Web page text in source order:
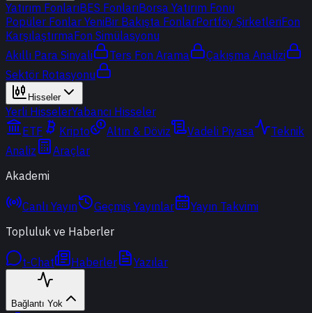
Yatırım FonlarıBES FonlarıBorsa Yatırım Fonu
Popüler Fonlar YeniBir Bakışta FonlarPortföy ŞirketleriFon
KarşılaştırmaFon Simülasyonu
Akıllı Para Sinyali
Ters Fon Arama
Çakışma Analizi
Sektör Rotasyonu
Hisseler
Yerli HisselerYabancı Hisseler
ETF
Kripto Altın & Döviz Vadeli Piyasa
Teknik
Analiz
Araçlar
Akademi
Canlı Yayın Geçmiş Yayınlar
Yayın Takvimi
Topluluk ve Haberler
t-Chat Haberler Yazılar
Bağlantı Yok